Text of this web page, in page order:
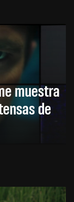
muestra
de